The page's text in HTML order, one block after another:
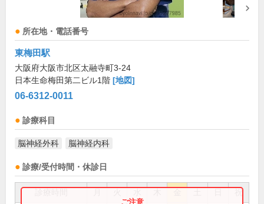
所在地・電話番号
東梅田駅
大阪府大阪市北区太融寺町3-24
日本生命梅田第二ビル1階 [地図]
06-6312-0011
診療科目
脳神経外科 脳神経内科
診療/受付時間・休診日
祝